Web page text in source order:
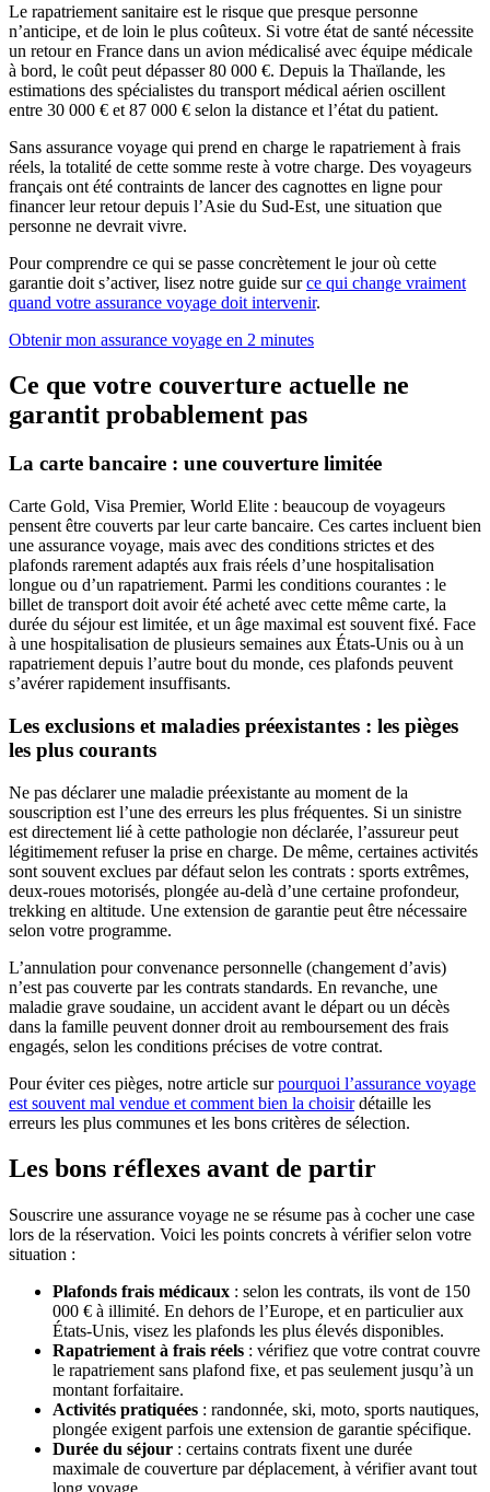
Le rapatriement sanitaire est le risque que presque personne
n’anticipe, et de loin le plus coûteux. Si votre état de santé nécessite
un retour en France dans un avion médicalisé avec équipe médicale
à bord, le coût peut dépasser 80 000 €. Depuis la Thaïlande, les
estimations des spécialistes du transport médical aérien oscillent
entre 30 000 € et 87 000 € selon la distance et l’état du patient.
Sans assurance voyage qui prend en charge le rapatriement à frais
réels, la totalité de cette somme reste à votre charge. Des voyageurs
français ont été contraints de lancer des cagnottes en ligne pour
financer leur retour depuis l’Asie du Sud-Est, une situation que
personne ne devrait vivre.
Pour comprendre ce qui se passe concrètement le jour où cette
garantie doit s’activer, lisez notre guide surce qui change vraiment
quand votre assurance voyage doit intervenir.
Obtenir mon assurance voyage en 2 minutes
Ce que votre couverture actuelle ne
garantit probablement pas
La carte bancaire : une couverture limitée
Carte Gold, Visa Premier, World Elite : beaucoup de voyageurs
pensent être couverts par leur carte bancaire. Ces cartes incluent bien
une assurance voyage, mais avec des conditions strictes et des
plafonds rarement adaptés aux frais réels d’une hospitalisation
longue ou d’un rapatriement. Parmi les conditions courantes : le
billet de transport doit avoir été acheté avec cette même carte, la
durée du séjour est limitée, et un âge maximal est souvent fixé. Face
à une hospitalisation de plusieurs semaines aux États-Unis ou à un
rapatriement depuis l’autre bout du monde, ces plafonds peuvent
s’avérer rapidement insuffisants.
Les exclusions et maladies préexistantes : les pièges
les plus courants
Ne pas déclarer une maladie préexistante au moment de la
souscription est l’une des erreurs les plus fréquentes. Si un sinistre
est directement lié à cette pathologie non déclarée, l’assureur peut
légitimement refuser la prise en charge. De même, certaines activités
sont souvent exclues par défaut selon les contrats : sports extrêmes,
deux-roues motorisés, plongée au-delà d’une certaine profondeur,
trekking en altitude. Une extension de garantie peut être nécessaire
selon votre programme.
L’annulation pour convenance personnelle (changement d’avis)
n’est pas couverte par les contrats standards. En revanche, une
maladie grave soudaine, un accident avant le départ ou un décès
dans la famille peuvent donner droit au remboursement des frais
engagés, selon les conditions précises de votre contrat.
Pour éviter ces pièges, notre article surpourquoi l’assurance voyage
est souvent mal vendue et comment bien la choisirdétaille les
erreurs les plus communes et les bons critères de sélection.
Les bons réflexes avant de partir
Souscrire une assurance voyage ne se résume pas à cocher une case
lors de la réservation. Voici les points concrets à vérifier selon votre
situation :
Plafonds frais médicaux : selon les contrats, ils vont de 150
000 € à illimité. En dehors de l’Europe, et en particulier aux
États-Unis, visez les plafonds les plus élevés disponibles.
Rapatriement à frais réels : vérifiez que votre contrat couvre
le rapatriement sans plafond fixe, et pas seulement jusqu’à un
montant forfaitaire.
Activités pratiquées : randonnée, ski, moto, sports nautiques,
plongée exigent parfois une extension de garantie spécifique.
Durée du séjour : certains contrats fixent une durée
maximale de couverture par déplacement, à vérifier avant tout